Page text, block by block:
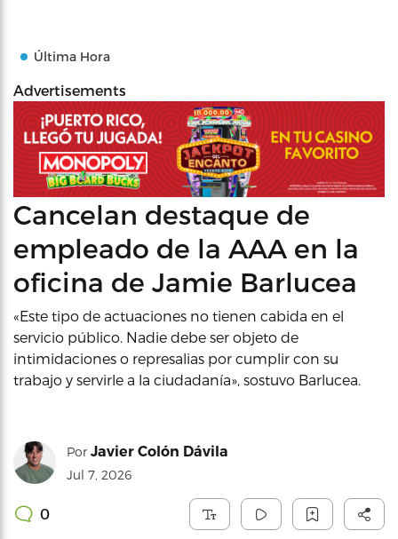
Última Hora
Advertisements
Cancelan destaque de
empleado de la AAA en la
oficina de Jamie Barlucea
«Este tipo de actuaciones no tienen cabida en el
servicio público. Nadie debe ser objeto de
intimidaciones o represalias por cumplir con su
trabajo y servirle a la ciudadanía», sostuvo Barlucea.
Por Javier Colón Dávila
Jul 7, 2026
0